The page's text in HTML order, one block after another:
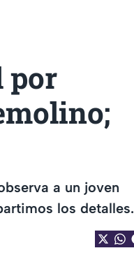
por
a un joven
los detalles.